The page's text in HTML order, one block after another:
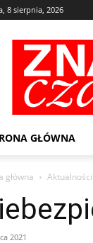
8 sierpnia, 2026
GŁÓWNA
główna Aktualności
2021